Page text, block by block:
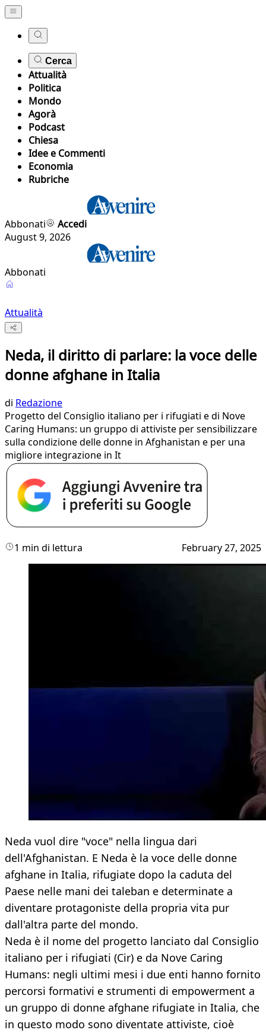
Cerca
Attualità
Politica
Mondo
Agorà
Podcast
Chiesa
Idee e Commenti
Economia
Rubriche
Abbonati
Accedi
August 9, 2026
Abbonati
Attualità
Neda, il diritto di parlare: la voce delle
donne afghane in Italia
di Redazione
Progetto del Consiglio italiano per i rifugiati e di Nove
Caring Humans: un gruppo di attiviste per sensibilizzare
sulla condizione delle donne in Afghanistan e per una
migliore integrazione in It
1 min di lettura February 27, 2025
Neda vuol dire "voce" nella lingua dari
dell'Afghanistan. E Neda è la voce delle donne
afghane in Italia, rifugiate dopo la caduta del
Paese nelle mani dei taleban e determinate a
diventare protagoniste della propria vita pur
dall'altra parte del mondo.
Neda è il nome del progetto lanciato dal Consiglio
italiano per i rifugiati (Cir) e da Nove Caring
Humans: negli ultimi mesi i due enti hanno fornito
percorsi formativi e strumenti di empowerment a
un gruppo di donne afghane rifugiate in Italia, che
in questo modo sono diventate attiviste, cioè